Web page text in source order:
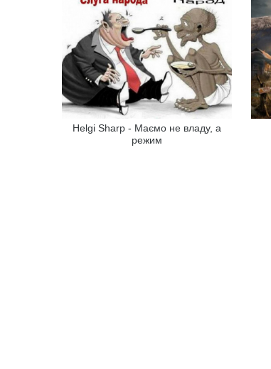
Helgi Sharp - Маємо не владу, а
режим